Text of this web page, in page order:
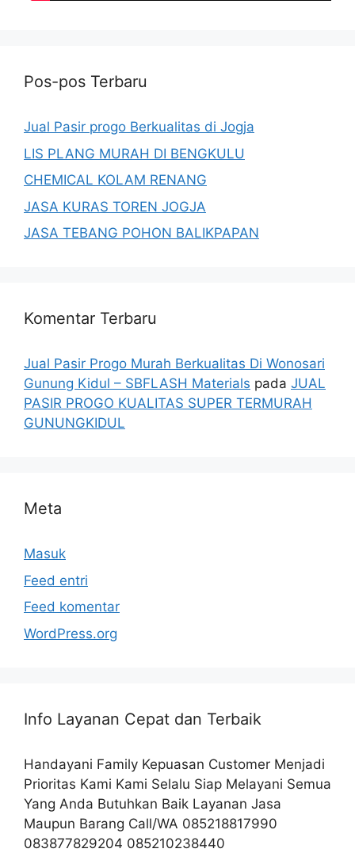
Pos-pos Terbaru
Jual Pasir progo Berkualitas di Jogja
LIS PLANG MURAH DI BENGKULU
CHEMICAL KOLAM RENANG
JASA KURAS TOREN JOGJA
JASA TEBANG POHON BALIKPAPAN
Komentar Terbaru
Jual Pasir Progo Murah Berkualitas Di Wonosari
Gunung Kidul – SBFLASH Materials pada JUAL
PASIR PROGO KUALITAS SUPER TERMURAH
GUNUNGKIDUL
Meta
Masuk
Feed entri
Feed komentar
WordPress.org
Info Layanan Cepat dan Terbaik
Handayani Family Kepuasan Customer Menjadi
Prioritas Kami Kami Selalu Siap Melayani Semua
Yang Anda Butuhkan Baik Layanan Jasa
Maupun Barang Call/WA 085218817990
083877829204 085210238440